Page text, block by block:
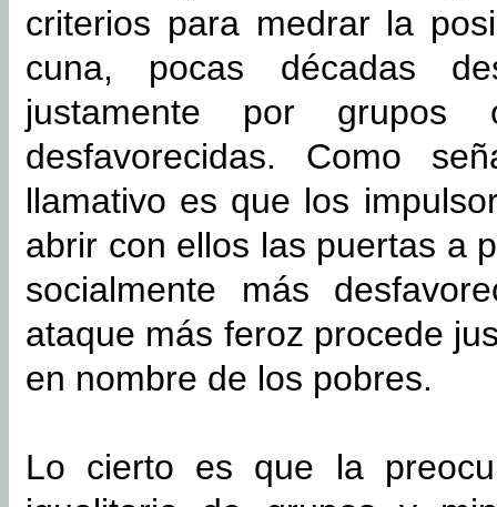
criterios para medrar la
cuna, pocas décadas
justamente por grupos
desfavorecidas. Como
llamativo es que los
abrir con ellos las puertas a
socialmente más
ataque más feroz procede
en nombre de los pobres.
Lo cierto es que la